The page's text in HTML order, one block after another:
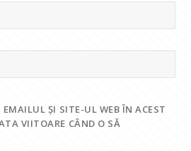
ȘI SITE-UL WEB ÎN ACEST
VIITOARE CÂND O SĂ